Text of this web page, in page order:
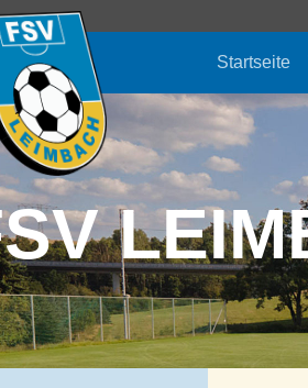
Startseite